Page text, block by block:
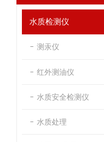
水质检测仪
测汞仪
红外测油仪
水质安全检测仪
水质处理